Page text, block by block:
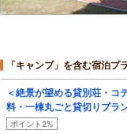
「キャンプ」を含む宿泊プ
＜絶景が望める貸別荘・コ
料・一棟丸ごと貸切りプラ
ポイント2%